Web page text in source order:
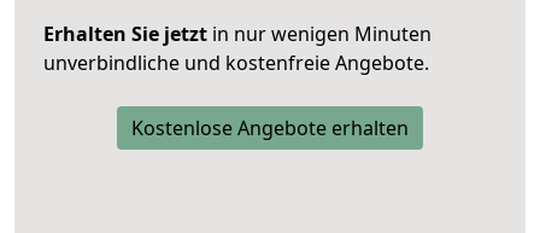
Erhalten Sie jetzt in nur wenigen Minuten
unverbindliche und kostenfreie Angebote.
Kostenlose Angebote erhalten